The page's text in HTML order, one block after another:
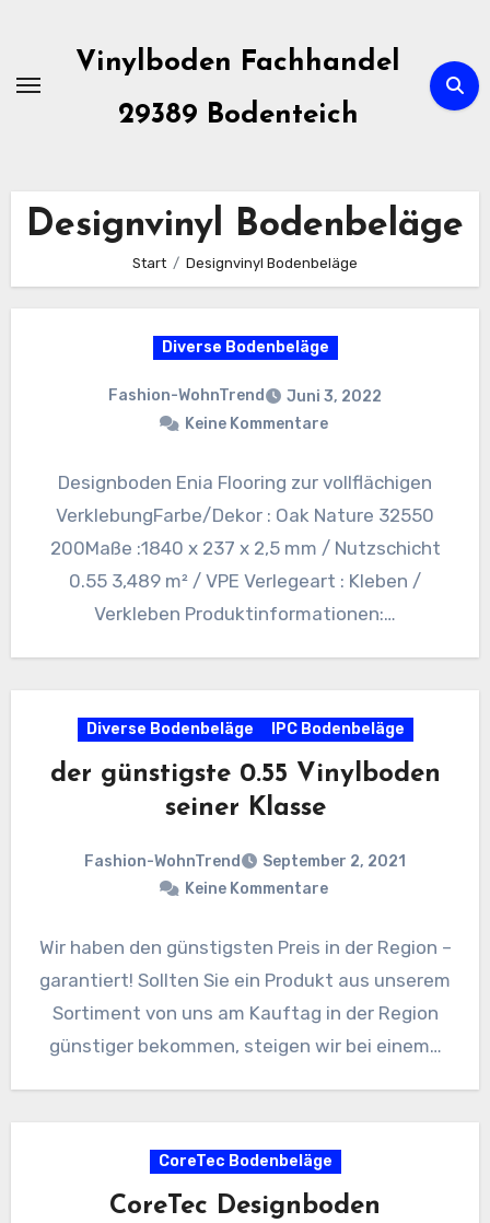
springen
Vinylboden Fachhandel
29389 Bodenteich
Designvinyl Bodenbeläge
Start Designvinyl Bodenbeläge
Diverse Bodenbeläge
Fashion-WohnTrend
Juni 3, 2022
Keine Kommentare
Designboden Enia Flooring zur vollflächigen
VerklebungFarbe/Dekor : Oak Nature 32550
200Maße :1840 x 237 x 2,5 mm / Nutzschicht
0.55 3,489 m² / VPE Verlegeart : Kleben /
Verkleben Produktinformationen:…
Diverse Bodenbeläge IPC Bodenbeläge
der günstigste 0.55 Vinylboden
seiner Klasse
Fashion-WohnTrend
September 2, 2021
Keine Kommentare
Wir haben den günstigsten Preis in der Region –
garantiert! Sollten Sie ein Produkt aus unserem
Sortiment von uns am Kauftag in der Region
günstiger bekommen, steigen wir bei einem…
CoreTec Bodenbeläge
CoreTec Designboden